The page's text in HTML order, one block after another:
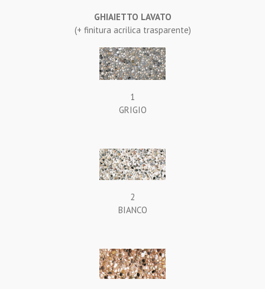
GHIAIETTO LAVATO
(+ finitura acrilica trasparente)
1
GRIGIO
2
BIANCO